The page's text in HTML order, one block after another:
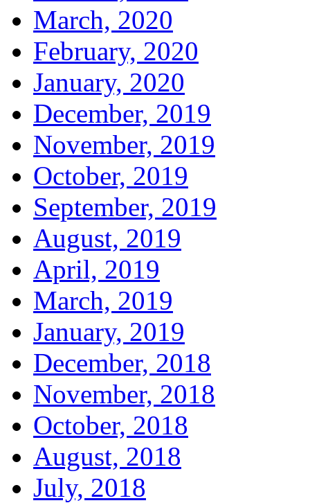
March, 2020
February, 2020
January, 2020
December, 2019
November, 2019
October, 2019
September, 2019
August, 2019
April, 2019
March, 2019
January, 2019
December, 2018
November, 2018
October, 2018
August, 2018
July, 2018